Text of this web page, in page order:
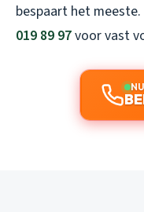
bespaart het meeste.
019 89 97voor vast